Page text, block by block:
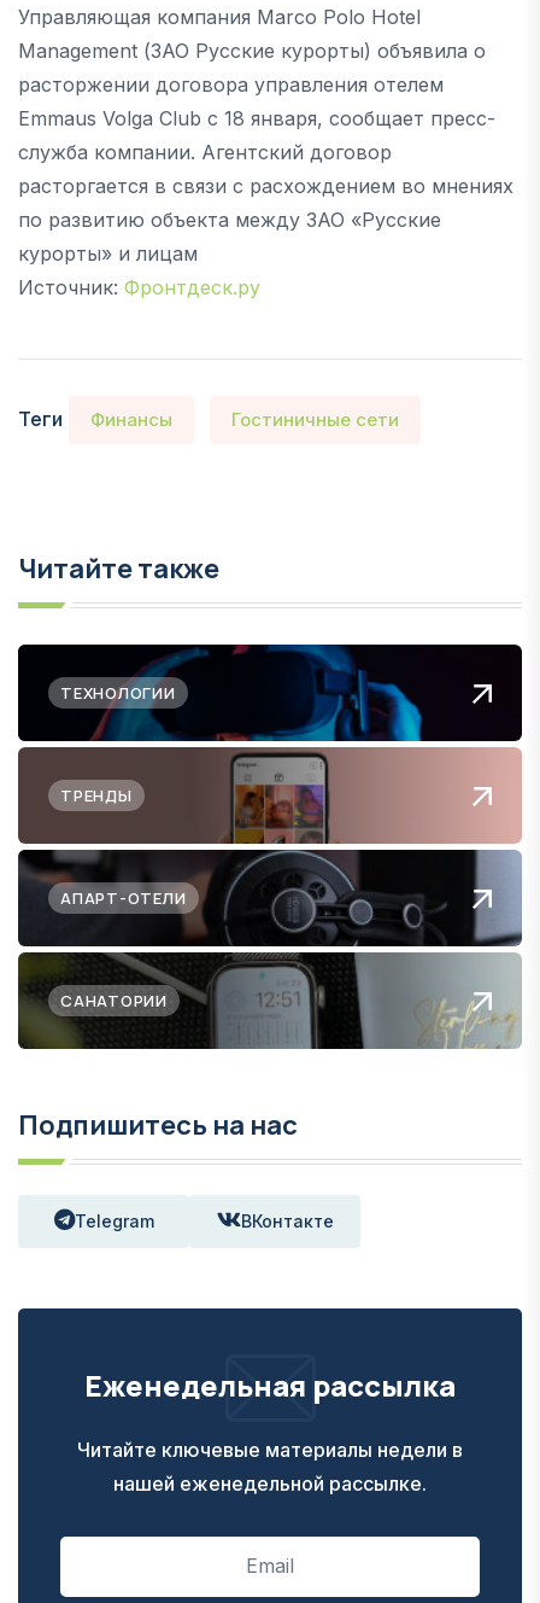
Управляющая компания Marco Polo Hotel
Management (ЗАО Русские курорты) объявила о
расторжении договора управления отелем
Emmaus Volga Club с 18 января, сообщает пресс-
служба компании. Агентский договор
расторгается в связи с расхождением во мнениях
по развитию объекта между ЗАО «Русские
курорты» и лицам
Источник: Фронтдеск.ру
Теги Финансы Гостиничные сети
Читайте также
ТЕХНОЛОГИИ
ТРЕНДЫ
АПАРТ-ОТЕЛИ
САНАТОРИИ
Подпишитесь на нас
Telegram ВКонтакте
Еженедельная рассылка
Читайте ключевые материалы недели в
нашей еженедельной рассылке.